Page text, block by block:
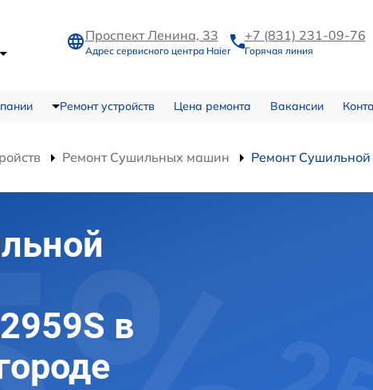
Проспект Ленина, 33
Адрес сервисного центра Haier
+7 (831) 231-09-76
Горячая линия
Ремонт устройств Цена ремонта Вакансии
Ремонт Сушильных машин Ремонт
в